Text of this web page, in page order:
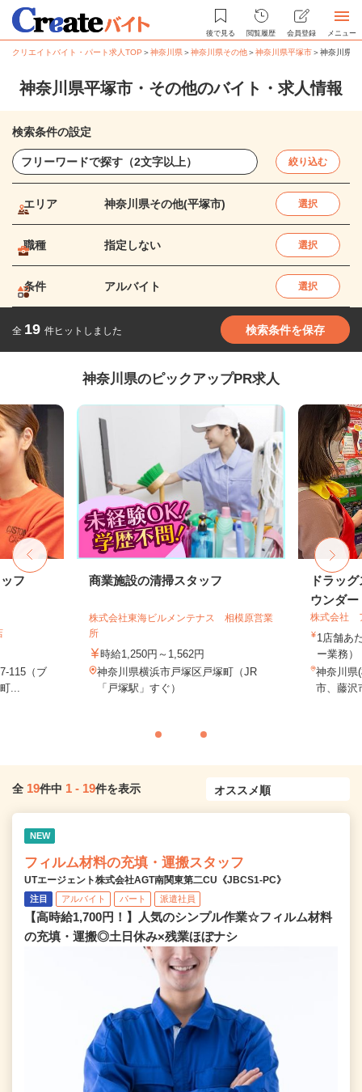
後で見る 閲覧履歴 会員登録 メニュー
クリエイトバイト・パート求人TOP ＞神奈川県＞神奈川県その他＞神奈川県平塚市＞神奈川県
神奈川県平塚市・その他のバイト・求人情報
検索条件の設定
絞り込む
エリア 神奈川県その他(平塚市) 選択
職種 指定しない 選択
条件 アルバイト 選択
全 19 件ヒットしました 検索条件を保存
神奈川県のピックアップPR求人
フ
115（ブ
...
商業施設の清掃スタッフ
株式会社東海ビルメンテナス 相模原営業
所
時給1,250円～1,562円
神奈川県横浜市戸塚区戸塚町（JR
「戸塚駅」すぐ）
ドラッ
ウンダ
株式会社
1店舗あ
ー業務
神奈川県
市、藤沢
全 19件中 1 - 19件を表示
NEW
フィルム材料の充填・運搬スタッフ
UTエージェント株式会社AGT南関東第二CU《JBCS1-PC》
注目 アルバイト パート 派遣社員
【高時給1,700円！】人気のシンプル作業☆フィルム材料
の充填・運搬◎土日休み×残業ほぼナシ